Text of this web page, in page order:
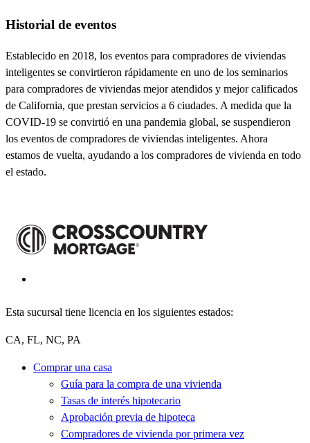
Historial de eventos
Establecido en 2018, los eventos para compradores de viviendas
inteligentes se convirtieron rápidamente en uno de los seminarios
para compradores de viviendas mejor atendidos y mejor calificados
de California, que prestan servicios a 6 ciudades. A medida que la
COVID-19 se convirtió en una pandemia global, se suspendieron
los eventos de compradores de viviendas inteligentes. Ahora
estamos de vuelta, ayudando a los compradores de vivienda en todo
el estado.
Esta sucursal tiene licencia en los siguientes estados:
CA, FL, NC, PA
Comprar una casa
Guía para la compra de una vivienda
Tasas de interés hipotecario
Aprobación previa de hipoteca
Compradores de vivienda por primera vez